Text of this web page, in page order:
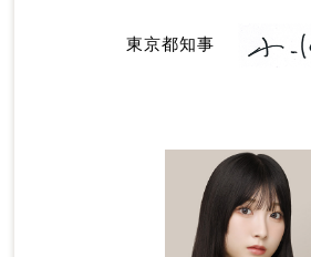
東京都知事